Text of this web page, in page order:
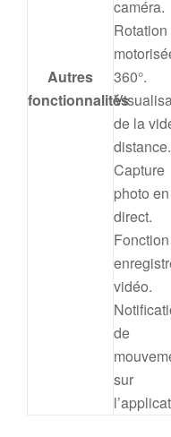
Autres
fonctionnalités
caméra.
Rotation
360°.
de la
distance.
Capture
photo en
direct.
Fonction
vidéo.
de
sur